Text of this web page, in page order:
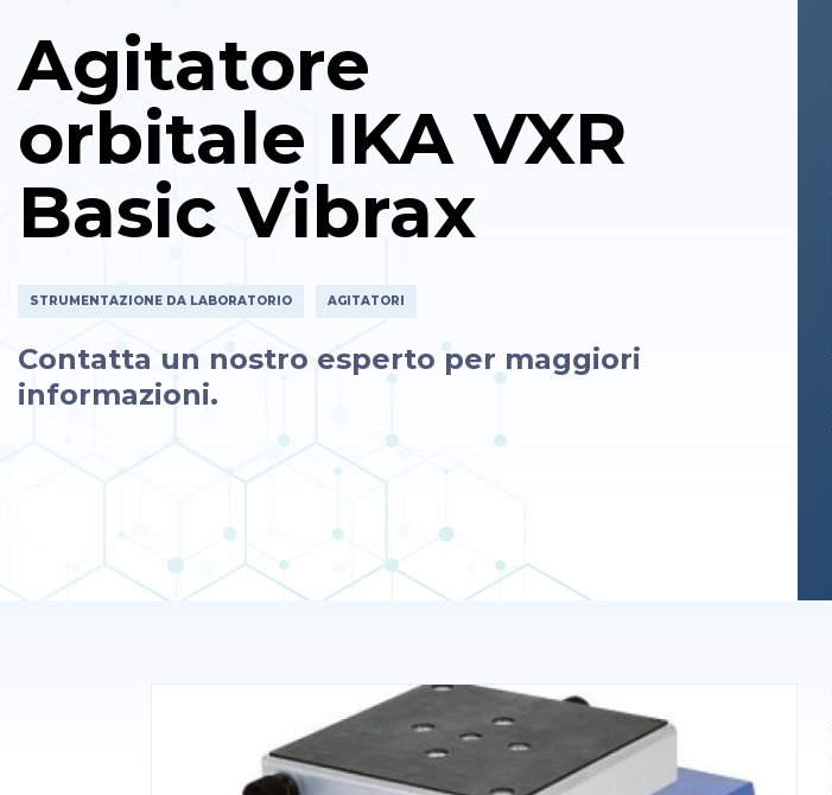
Agitatore
orbitale IKA VXR
Basic Vibrax
STRUMENTAZIONE DA LABORATORIO AGITATORI
Contatta un nostro esperto per maggiori
informazioni.